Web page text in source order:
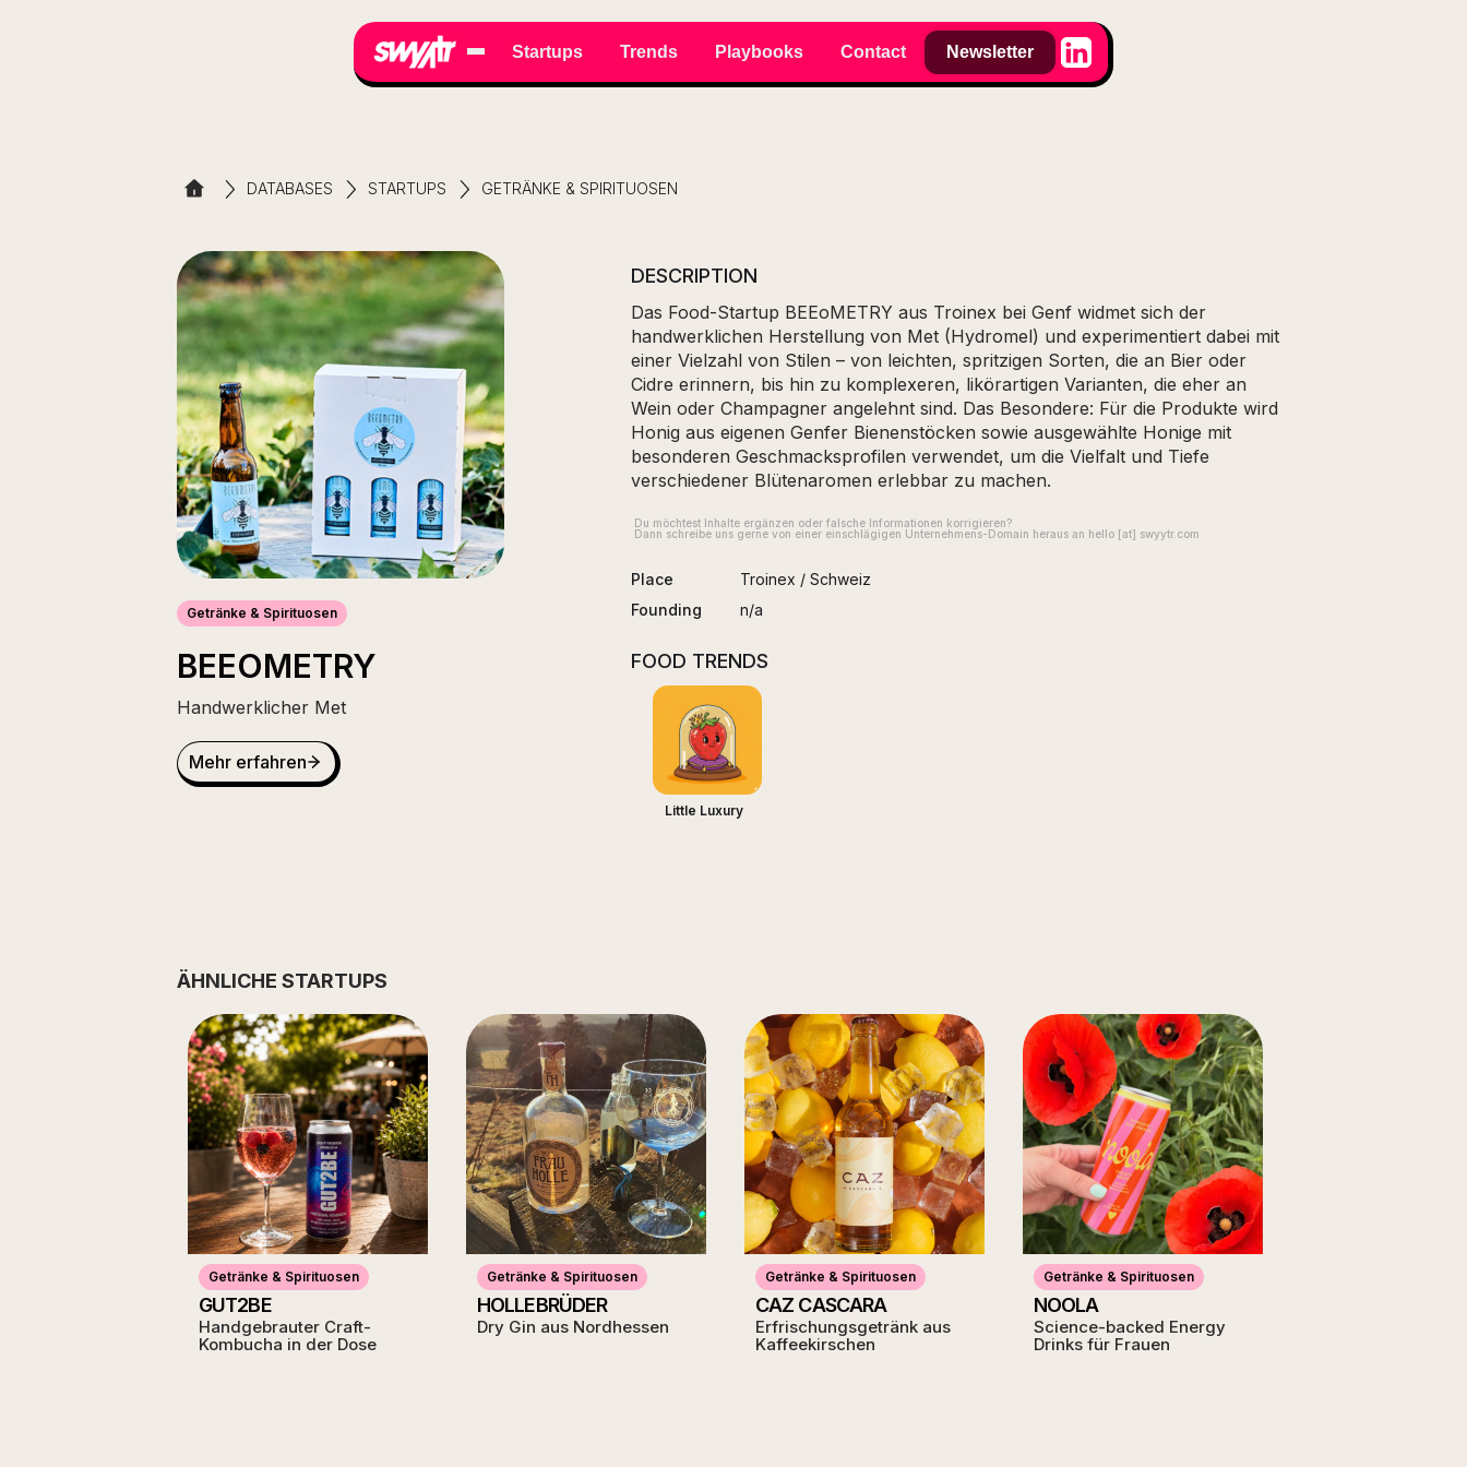
Startups Trends Playbooks Contact Newsletter
DATABASES STARTUPS GETRÄNKE & SPIRITUOSEN
Getränke & Spirituosen
BEEOMETRY
Handwerklicher Met
Mehr erfahren
DESCRIPTION
Das Food-Startup BEEoMETRY aus Troinex bei Genf widmet sich der
handwerklichen Herstellung von Met (Hydromel) und experimentiert dabei mit
einer Vielzahl von Stilen – von leichten, spritzigen Sorten, die an Bier oder
Cidre erinnern, bis hin zu komplexeren, likörartigen Varianten, die eher an
Wein oder Champagner angelehnt sind. Das Besondere: Für die Produkte wird
Honig aus eigenen Genfer Bienenstöcken sowie ausgewählte Honige mit
besonderen Geschmacksprofilen verwendet, um die Vielfalt und Tiefe
verschiedener Blütenaromen erlebbar zu machen.
Du möchtest Inhalte ergänzen oder falsche Informationen korrigieren?
Dann schreibe uns gerne von einer einschlägigen Unternehmens-Domain heraus an hello [at] swyytr.com
Place Troinex / Schweiz
Founding
n/a
FOOD TRENDS
Little Luxury
ÄHNLICHE STARTUPS
Getränke & Spirituosen
GUT2BE
Handgebrauter Craft-
Kombucha in der Dose
Getränke & Spirituosen
HOLLEBRÜDER
Dry Gin aus Nordhessen
Getränke & Spirituosen
CAZ CASCARA
Erfrischungsgetränk aus
Kaffeekirschen
Getränke & Spirituosen
NOOLA
Science-backed Energy
Drinks für Frauen